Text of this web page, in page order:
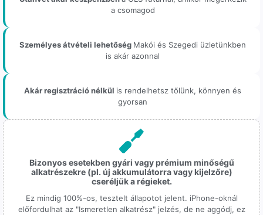
a csomagod
Személyes átvételi lehetőség Makói és Szegedi üzletünkben
is akár azonnal
Akár regisztráció nélkül is rendelhetsz tőlünk, könnyen és
gyorsan
Bizonyos esetekben gyári vagy prémium minőségű
alkatrészekre (pl. új akkumulátorra vagy kijelzőre)
cseréljük a régieket.
Ez mindig 100%-os, tesztelt állapotot jelent. iPhone-oknál
előfordulhat az "Ismeretlen alkatrész" jelzés, de ne aggódj, ez